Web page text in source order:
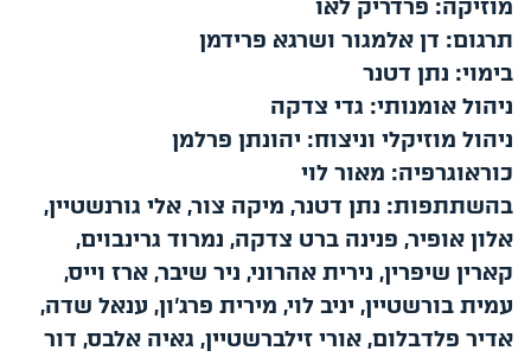
מוזיקה: פרדריק לאו
תרגום: דן אלמגור ושרגא פרידמן
בימוי: נתן דטנר
ניהול אומנותי: גדי צדקה
ניהול מוזיקלי וניצוח: יהונתן פרלמן
כוראוגרפיה: מאור לוי
בהשתתפות: נתן דטנר, מיקה צור, אלי גורנשטיין,
אלון אופיר, פנינה ברט צדקה, נמרוד גרינבוים,
קארין שיפרין, נירית אהרוני, ניר שיבר, ארז וייס,
עמית בורשטיין, יניב לוי, מירית פרג'ון, ענאל שדה,
אדיר פלדבלום, אורי זילברשטיין, גאיה אלבס, דור